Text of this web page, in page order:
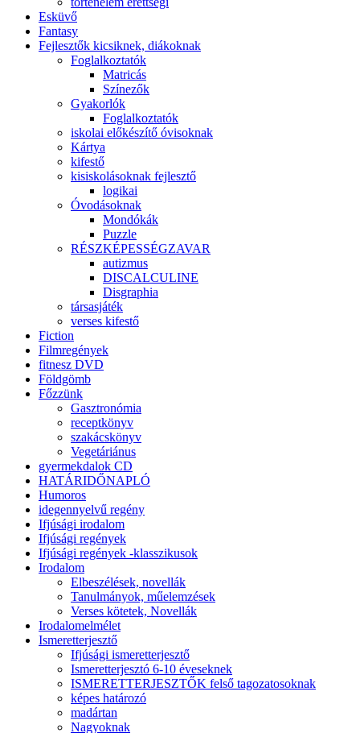
Esküvő
Fantasy
Fejlesztők kicsiknek, diákoknak
Foglalkoztatók
Matricás
Színezők
Gyakorlók
Foglalkoztatók
iskolai előkészítő óvisoknak
Kártya
kifestő
kisiskolásoknak fejlesztő
logikai
Óvodásoknak
Mondókák
Puzzle
RÉSZKÉPESSÉGZAVAR
autizmus
DISCALCULINE
Disgraphia
társasjáték
verses kifestő
Fiction
Filmregények
fitnesz DVD
Földgömb
Főzzünk
Gasztronómia
receptkönyv
szakácskönyv
Vegetáriánus
gyermekdalok CD
HATÁRIDŐNAPLÓ
Humoros
idegennyelvű regény
Ifjúsági irodalom
Ifjúsági regények
Ifjúsági regények -klasszikusok
Irodalom
Elbeszélések, novellák
Tanulmányok, műelemzések
Verses kötetek, Novellák
Irodalomelmélet
Ismeretterjesztő
Ifjúsági ismeretterjesztő
Ismeretterjesztó 6-10 éveseknek
ISMERETTERJESZTŐK felső tagozatosoknak
képes határozó
madártan
Nagyoknak